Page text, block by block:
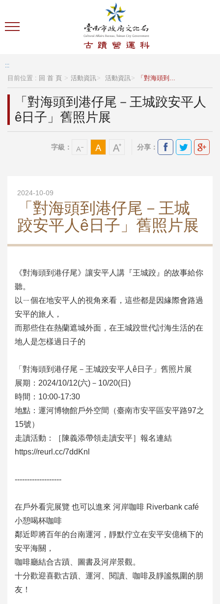
:::
目前位置 : 回 首 頁 活動資訊 活動資訊 「對海頭到...
「對海頭到港仔尾－王城跤安平人
ê日子」舊照片展
字級： 分享：
2024-10-09
「對海頭到港仔尾－王城
跤安平人ê日子」舊照片展
《對海頭到港仔尾》讓安平人講『王城跤』的故事給你
聽。
以ㄧ個在地安平人的視角來看，這些都是因緣際會路過
安平的旅人，
而那些住在熱蘭遮城外面，在王城跤世代討海生活的在
地人是怎樣過日子的
「對海頭到港仔尾－王城跤安平人ê日子」舊照片展
展期：2024/10/12(六)－10/20(日)
時間：10:00-17:30
地點：運河博物館戶外空間（臺南市安平區安平路97之
15號）
走讀活動：［陳義添帶領走讀安平］報名連結
https://reurl.cc/7ddKnl
-------------------
在戶外看完展覽 也可以進來 河岸咖啡 Riverbank café
小憩喝杯咖啡
鄰近即將百年的台南運河，靜默佇立在安平安億橋下的
安平海關，
咖啡廳結合古蹟、圖書及河岸景觀。
十分歡迎喜歡古蹟、運河、閱讀、咖啡及靜謐氛圍的朋
友！